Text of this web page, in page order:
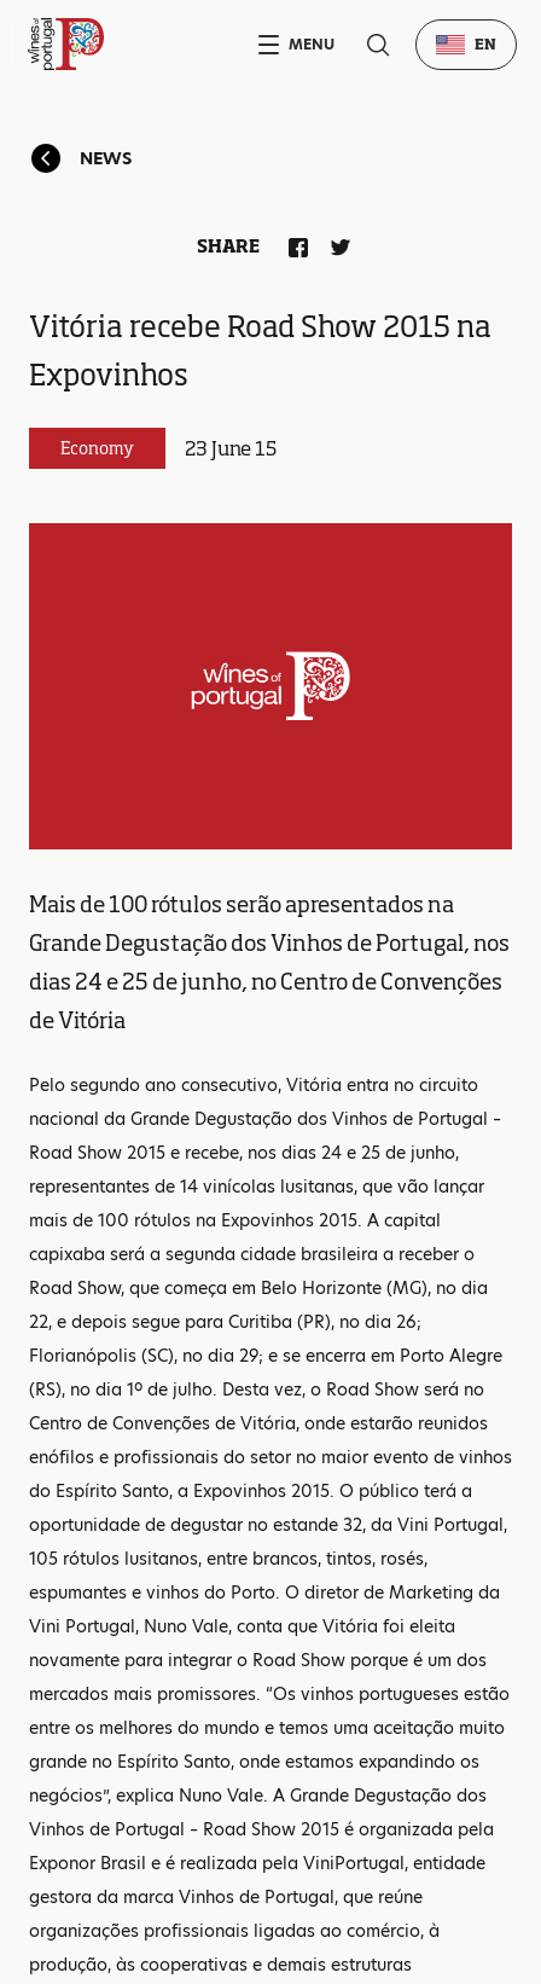
NEWS
Vitória recebe Road Show 2015 na
Expovinhos
Economy 23 June 15
SHARE
Mais de 100 rótulos serão apresentados na
Grande Degustação dos Vinhos de Portugal, nos
dias 24 e 25 de junho, no Centro de Convenções
de Vitória
Pelo segundo ano consecutivo, Vitória entra no circuito
nacional da Grande Degustação dos Vinhos de Portugal –
Road Show 2015 e recebe, nos dias 24 e 25 de junho,
representantes de 14 vinícolas lusitanas, que vão lançar
mais de 100 rótulos na Expovinhos 2015. A capital
capixaba será a segunda cidade brasileira a receber o
Road Show, que começa em Belo Horizonte (MG), no dia
22, e depois segue para Curitiba (PR), no dia 26;
Florianópolis (SC), no dia 29; e se encerra em Porto Alegre
(RS), no dia 1º de julho. Desta vez, o Road Show será no
Centro de Convenções de Vitória, onde estarão reunidos
enófilos e profissionais do setor no maior evento de vinhos
do Espírito Santo, a Expovinhos 2015. O público terá a
oportunidade de degustar no estande 32, da Vini Portugal,
105 rótulos lusitanos, entre brancos, tintos, rosés,
espumantes e vinhos do Porto. O diretor de Marketing da
Vini Portugal, Nuno Vale, conta que Vitória foi eleita
novamente para integrar o Road Show porque é um dos
mercados mais promissores. “Os vinhos portugueses estão
entre os melhores do mundo e temos uma aceitação muito
grande no Espírito Santo, onde estamos expandindo os
negócios”, explica Nuno Vale. A Grande Degustação dos
Vinhos de Portugal – Road Show 2015 é organizada pela
Exponor Brasil e é realizada pela ViniPortugal, entidade
gestora da marca Vinhos de Portugal, que reúne
organizações profissionais ligadas ao comércio, à
produção, às cooperativas e demais estruturas
MENU EN